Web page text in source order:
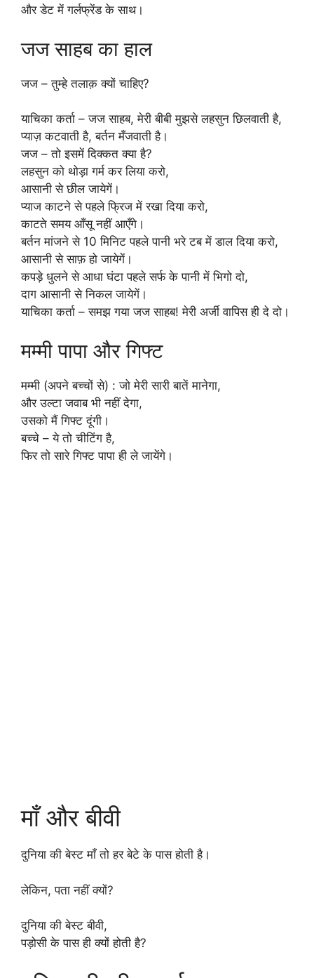
और डेट में गर्लफ्रेंड के साथ।
जज साहब का हाल
जज – तुम्हे तलाक़ क्यों चाहिए?
याचिका कर्ता – जज साहब, मेरी बीबी मुझसे लहसुन छिलवाती है,
प्याज़ कटवाती है, बर्तन मँजवाती है।
जज – तो इसमें दिक्कत क्या है?
लहसुन को थोड़ा गर्म कर लिया करो,
आसानी से छील जायेगें।
प्याज काटने से पहले फ्रिज में रखा दिया करो,
काटते समय आँसू नहीं आएँगे।
बर्तन मांजने से 10 मिनिट पहले पानी भरे टब में डाल दिया करो,
आसानी से साफ़ हो जायेगें।
कपड़े धुलने से आधा घंटा पहले सर्फ के पानी में भिगो दो,
दाग आसानी से निकल जायेगें।
याचिका कर्ता – समझ गया जज साहब! मेरी अर्जी वापिस ही दे दो।
मम्मी पापा और गिफ्ट
मम्मी (अपने बच्चों से) : जो मेरी सारी बातें मानेगा,
और उल्टा जवाब भी नहीं देगा,
उसको मैं गिफ्ट दूंगी।
बच्चे – ये तो चीटिंग है,
फिर तो सारे गिफ्ट पापा ही ले जायेंगे।
माँ और बीवी
दुनिया की बेस्ट माँ तो हर बेटे के पास होती है।
लेकिन, पता नहीं क्यों?
दुनिया की बेस्ट बीवी,
पड़ोसी के पास ही क्यों होती है?